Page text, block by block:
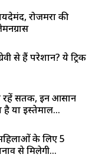
रोजमर्रा की
से हैं परेशान? ये ट्रिक
रहें सतर्क, इन आसान
या इस्तेमाल...
के लिए 5
से मिलेगी...